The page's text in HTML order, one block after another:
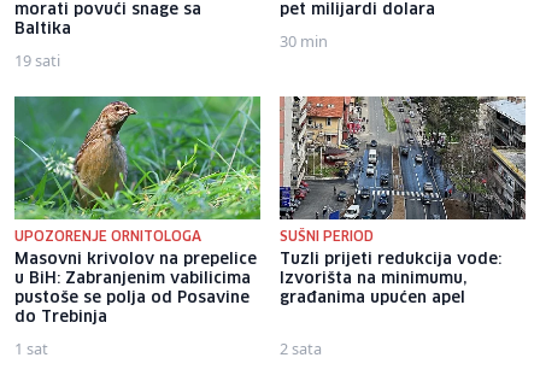
morati povući snage sa
Baltika
19 sati
pet milijardi dolara
30 min
UPOZORENJE ORNITOLOGA
Masovni krivolov na prepelice
u BiH: Zabranjenim vabilicima
pustoše se polja od Posavine
do Trebinja
1 sat
SUŠNI PERIOD
Tuzli prijeti redukcija vode:
Izvorišta na minimumu,
građanima upućen apel
2 sata